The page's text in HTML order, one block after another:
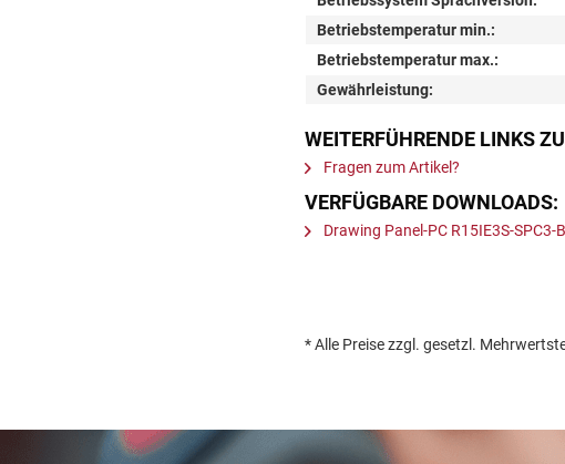
Betriebstemperatur min.:
Betriebstemperatur max.:
Gewährleistung:
WEITERFÜHRENDE LINKS
Fragen zum Artikel?
VERFÜGBARE DOWNLOADS:
Drawing Panel-PC R15IE3S-
* Alle Preise zzgl. gesetzl.